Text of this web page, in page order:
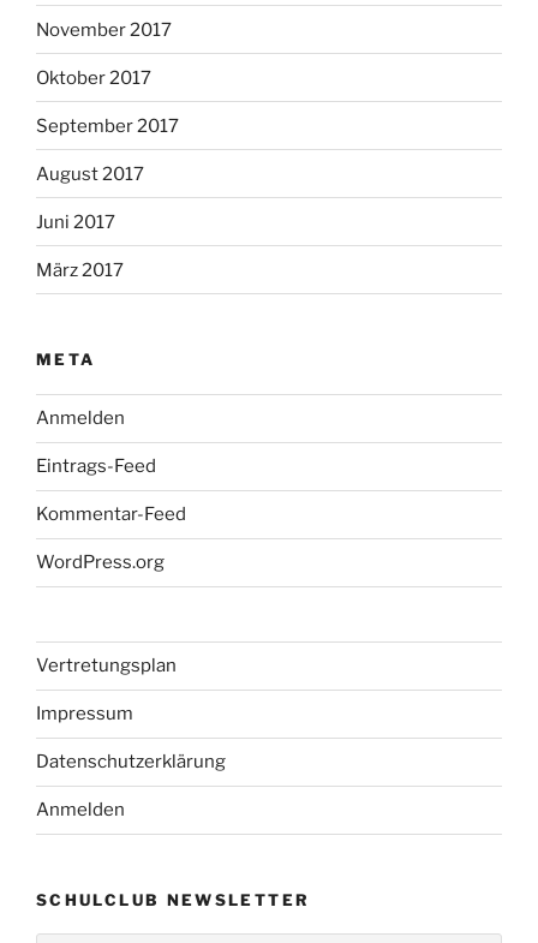
November 2017
Oktober 2017
September 2017
August 2017
Juni 2017
März 2017
META
Anmelden
Eintrags-Feed
Kommentar-Feed
WordPress.org
Vertretungsplan
Impressum
Datenschutzerklärung
Anmelden
SCHULCLUB NEWSLETTER